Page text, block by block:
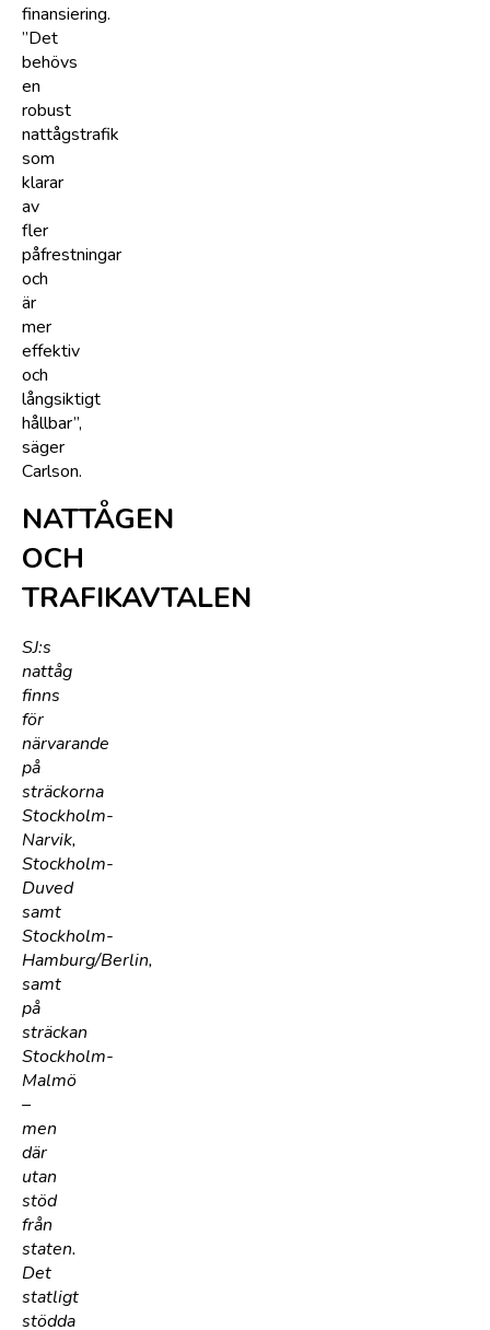
finansiering.
”Det
behövs
en
robust
nattågstrafik
som
klarar
av
fler
påfrestningar
och
är
mer
effektiv
och
långsiktigt
hållbar”,
säger
Carlson.
NATTÅGEN
OCH
TRAFIKAVTALEN
SJ:s
nattåg
finns
för
närvarande
på
sträckorna
Stockholm-
Narvik,
Stockholm-
Duved
samt
Stockholm-
Hamburg/Berlin,
samt
på
sträckan
Stockholm-
Malmö
–
men
där
utan
stöd
från
staten.
Det
statligt
stödda